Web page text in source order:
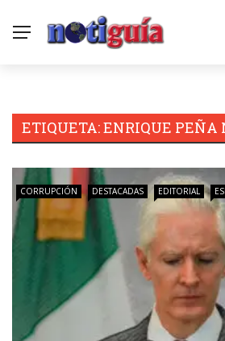
ETIQUETA:ENRIQUE PEÑA
CORRUPCIÓN DESTACADAS EDITORIAL